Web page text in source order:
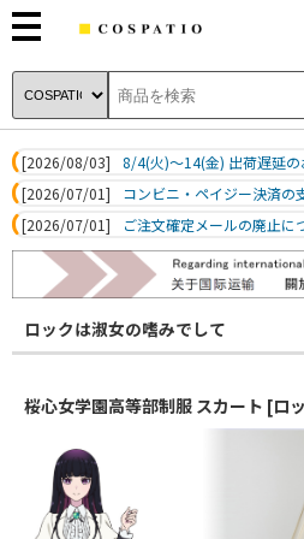
[2026/08/03]
8/4(火)～14(金) 出荷遅延
[2026/07/01]
コンビニ・ペイジー決済の
[2026/07/01]
ご注文確定メールの廃止に
ロックは淑女の嗜みでして
桜心女学園高等部制服 スカート [ロ